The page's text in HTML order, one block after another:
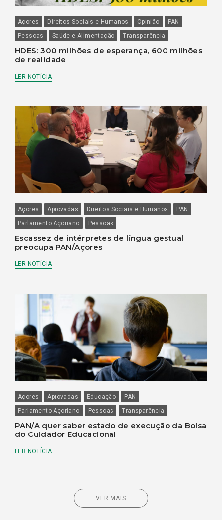
Açores Direitos Sociais e Humanos Opinião
PAN
Pessoas
Saúde e Alimentação Transparência
HDES: 300 milhões de esperança, 600 milhões
de realidade
LER NOTÍCIA
Açores Aprovadas Direitos Sociais e Humanos
PAN
Parlamento Açoriano
Pessoas
Escassez de intérpretes de língua gestual
preocupa PAN/Açores
LER NOTÍCIA
Açores Aprovadas Educação
PAN
Parlamento Açoriano
Pessoas Transparência
PAN/A quer saber estado de execução da Bolsa
do Cuidador Educacional
LER NOTÍCIA
VER MAIS